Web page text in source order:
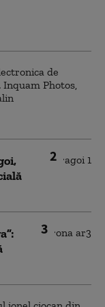
2
3